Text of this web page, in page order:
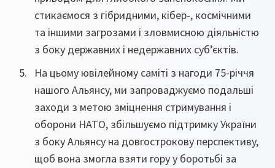
стикаємося з гібридними, кібер-, космічними
та іншими загрозами і зловмисною діяльністю
з боку державних і недержавних суб’єктів.
На цьому ювілейному саміті з нагоди 75-річчя
нашого Альянсу, ми запроваджуємо подальші
заходи з метою зміцнення стримування і
оборони НАТО, збільшуємо підтримку України
з боку Альянсу на довгострокову перспективу,
щоб вона змогла взяти гору у боротьбі за